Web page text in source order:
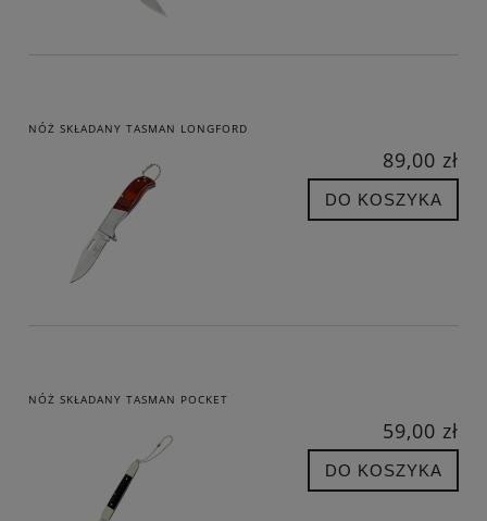
NÓŻ SKŁADANY TASMAN LONGFORD
89,00 zł
DO KOSZYKA
NÓŻ SKŁADANY TASMAN POCKET
59,00 zł
DO KOSZYKA